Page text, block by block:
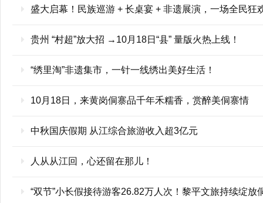
盛大启幕！民族巡游 + 长桌宴 + 非遗展演，一场全民狂
贵州 “村超”放大招 →10月18日“县” 量版火热上线！
“绣里淘”非遗集市，一针一线绣出美好生活！
10月18日，来黄岗侗寨品千年禾糯香，赏醉美侗寨情
中秋国庆假期 从江综合旅游收入超3亿元
人从从江回，心还留在那儿！
“双节”小长假接待游客26.82万人次！黎平文旅持续绽放